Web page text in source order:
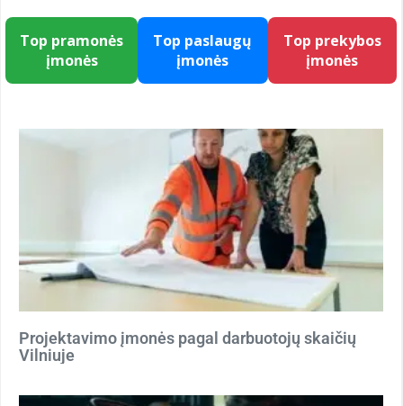
Top pramonės
įmonės
Top paslaugų
įmonės
Top prekybos
įmonės
Projektavimo įmonės pagal darbuotojų skaičių
Vilniuje